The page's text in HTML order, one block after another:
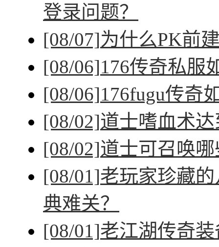
登录问题？
[08/07]为什么PK前
[08/06]176传奇私服
[08/06]176fugu传奇
[08/02]道士嗜血术
[08/02]道士可召唤
[08/01]老玩家珍藏
典难关？
[08/01]老江湖传奇